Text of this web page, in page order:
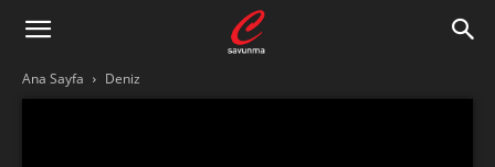
Ana Sayfa Deniz